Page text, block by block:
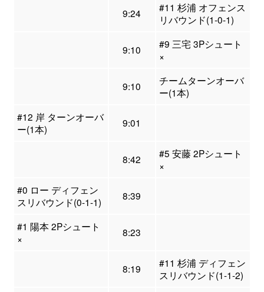
9:24
#11 杉浦 オフェンス
リバウンド(1-0-1)
9:10
#9 三宅 3Pシュート
×
9:10
チームターンオーバ
ー(1本)
#12 岸 ターンオーバ
ー(1本)
9:01
8:42
#5 安藤 2Pシュート
×
#0 ロー ディフェン
スリバウンド(0-1-1)
8:39
#1 陽本 2Pシュート
×
8:23
8:19
#11 杉浦 ディフェン
スリバウンド(1-1-2)